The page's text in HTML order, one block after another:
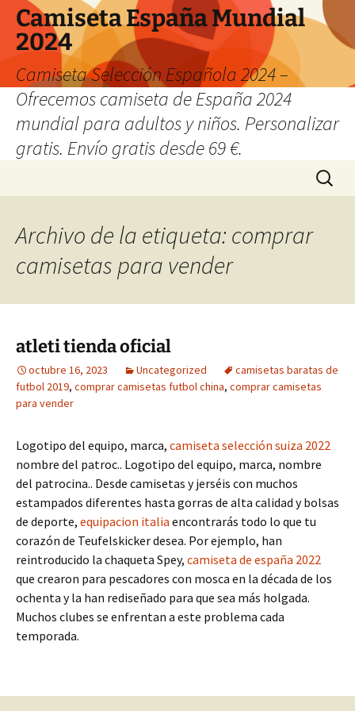
Camiseta España Mundial
2024
Camiseta Selección Española 2024 –
Ofrecemos camiseta de España 2024
mundial para adultos y niños. Personalizar
gratis. Envío gratis desde 69 €.
Buscar:
Archivo de la etiqueta: comprar
camisetas para vender
atleti tienda oficial
octubre 16, 2023 Uncategorized
camisetas baratas de
futbol 2019, comprar camisetas futbol china, comprar camisetas
para vender
Logotipo del equipo, marca, camiseta selección suiza 2022
nombre del patroc.. Logotipo del equipo, marca, nombre
del patrocina.. Desde camisetas y jerséis con muchos
estampados diferentes hasta gorras de alta calidad y bolsas
de deporte, equipacion italia encontrarás todo lo que tu
corazón de Teufelskicker desea. Por ejemplo, han
reintroducido la chaqueta Spey, camiseta de españa 2022
que crearon para pescadores con mosca en la década de los
ochenta y la han rediseñado para que sea más holgada.
Muchos clubes se enfrentan a este problema cada
temporada.